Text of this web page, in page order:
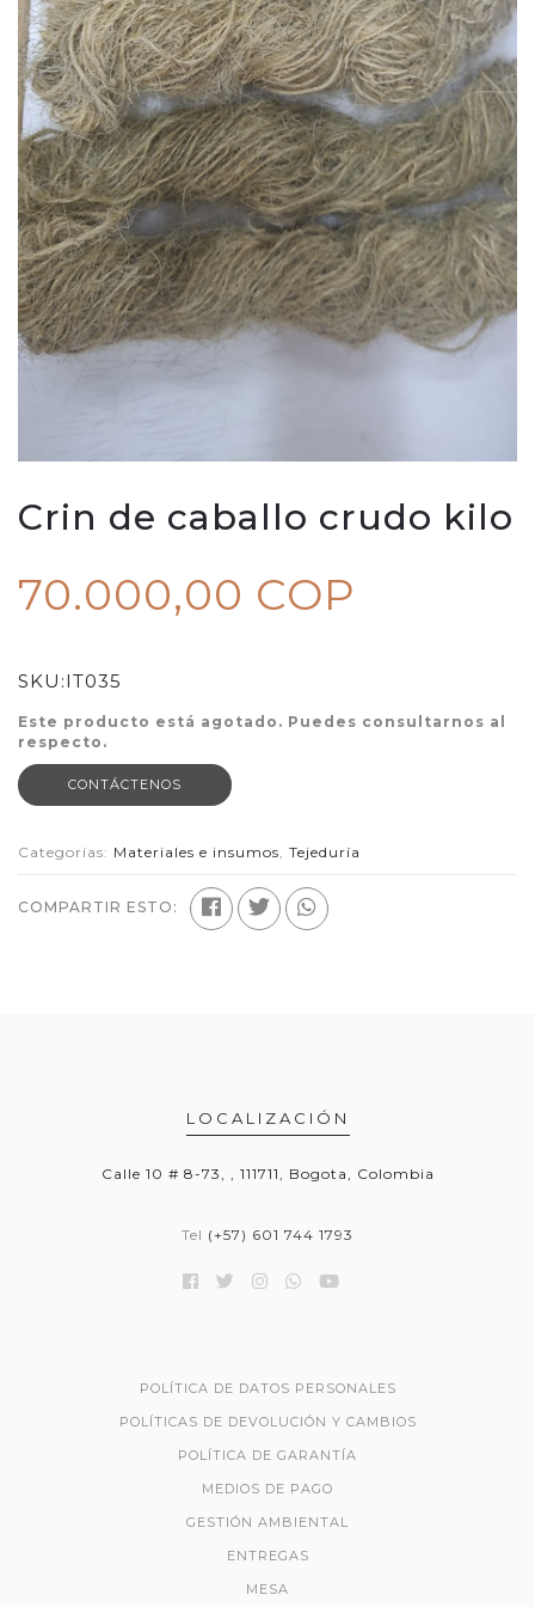
Crin de caballo crudo kilo
70.000,00 COP
SKU:IT035
Este producto está agotado. Puedes consultarnos al
respecto.
CONTÁCTENOS
Categorías: Materiales e insumos, Tejeduría
COMPARTIR ESTO:
LOCALIZACIÓN
Calle 10 # 8-73, , 111711, Bogota, Colombia
Tel (+57) 601 744 1793
POLÍTICA DE DATOS PERSONALES
POLÍTICAS DE DEVOLUCIÓN Y CAMBIOS
POLÍTICA DE GARANTÍA
MEDIOS DE PAGO
GESTIÓN AMBIENTAL
ENTREGAS
MESA